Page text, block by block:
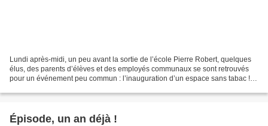
Lundi après-midi, un peu avant la sortie de l’école Pierre Robert, quelques
élus, des parents d’élèves et des employés communaux se sont retrouvés
pour un événement peu commun : l’inauguration d’un espace sans tabac !
Épisode, un an déjà !